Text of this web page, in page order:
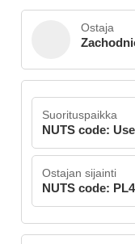
Ostaja
Suorituspaikka
NUTS code:
Ostajan sijainti
NUTS code: